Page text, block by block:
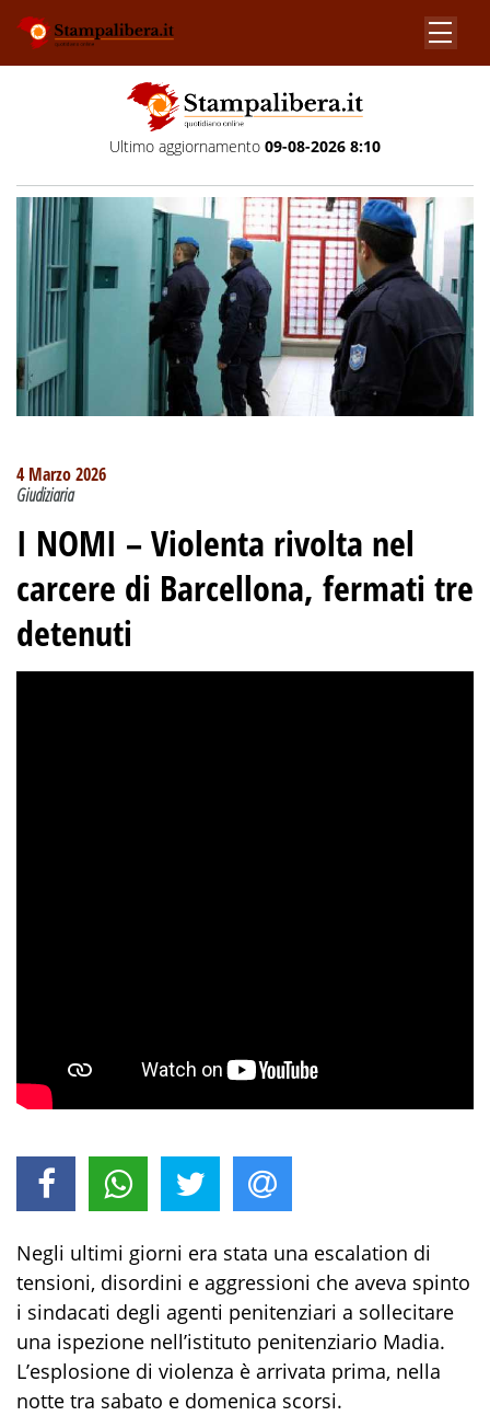
Ultimo aggiornamento 09-08-2026 8:10
4 Marzo 2026
Giudiziaria
I NOMI – Violenta rivolta nel
carcere di Barcellona, fermati tre
detenuti
Negli ultimi giorni era stata una escalation di
tensioni, disordini e aggressioni che aveva spinto
i sindacati degli agenti penitenziari a sollecitare
una ispezione nell’istituto penitenziario Madia.
L’esplosione di violenza è arrivata prima, nella
notte tra sabato e domenica scorsi.